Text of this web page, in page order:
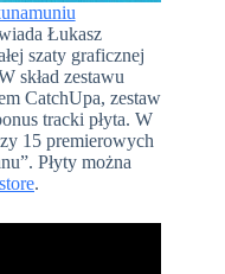
Łukasz
szaty graficznej
skład zestawu
CatchUpa, zestaw
tracki płyta. W
15 premierowych
Płyty można
.